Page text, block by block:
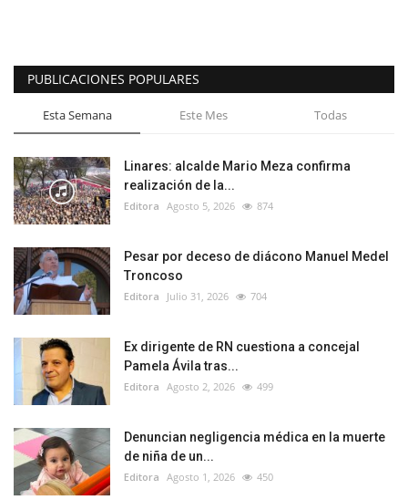
PUBLICACIONES POPULARES
Esta Semana Este Mes Todas
Linares: alcalde Mario Meza confirma
realización de la...
Editora Agosto 5, 2026 874
Pesar por deceso de diácono Manuel Medel
Troncoso
Editora Julio 31, 2026 704
Ex dirigente de RN cuestiona a concejal
Pamela Ávila tras...
Editora Agosto 2, 2026 499
Denuncian negligencia médica en la muerte
de niña de un...
Editora Agosto 1, 2026 450